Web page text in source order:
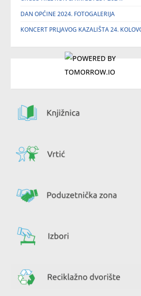
DAN OPĆINE 2024. FOTOGALERIJA
KONCERT PRLJAVOG KAZALIŠTA 24.